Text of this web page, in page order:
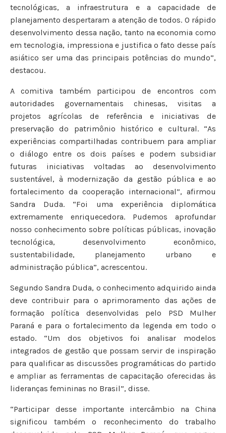
tecnológicas, a infraestrutura e a capacidade de
planejamento despertaram a atenção de todos. O rápido
desenvolvimento dessa nação, tanto na economia como
em tecnologia, impressiona e justifica o fato desse país
asiático ser uma das principais potências do mundo”,
destacou.
A comitiva também participou de encontros com
autoridades governamentais chinesas, visitas a
projetos agrícolas de referência e iniciativas de
preservação do patrimônio histórico e cultural. “As
experiências compartilhadas contribuem para ampliar
o diálogo entre os dois países e podem subsidiar
futuras iniciativas voltadas ao desenvolvimento
sustentável, à modernização da gestão pública e ao
fortalecimento da cooperação internacional”, afirmou
Sandra Duda. “Foi uma experiência diplomática
extremamente enriquecedora. Pudemos aprofundar
nosso conhecimento sobre políticas públicas, inovação
tecnológica, desenvolvimento econômico,
sustentabilidade, planejamento urbano e
administração pública”, acrescentou.
Segundo Sandra Duda, o conhecimento adquirido ainda
deve contribuir para o aprimoramento das ações de
formação política desenvolvidas pelo PSD Mulher
Paraná e para o fortalecimento da legenda em todo o
estado. “Um dos objetivos foi analisar modelos
integrados de gestão que possam servir de inspiração
para qualificar as discussões programáticas do partido
e ampliar as ferramentas de capacitação oferecidas às
lideranças femininas no Brasil”, disse.
“Participar desse importante intercâmbio na China
significou também o reconhecimento do trabalho